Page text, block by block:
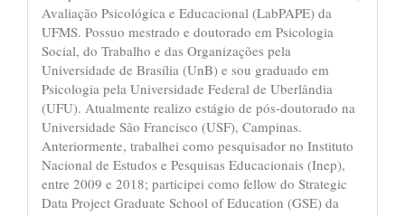
Avaliação Psicológica e Educacional (LabPAPE) da
UFMS. Possuo mestrado e doutorado em Psicologia
Social, do Trabalho e das Organizações pela
Universidade de Brasília (UnB) e sou graduado em
Psicologia pela Universidade Federal de Uberlândia
(UFU). Atualmente realizo estágio de pós-doutorado na
Universidade São Francisco (USF), Campinas.
Anteriormente, trabalhei como pesquisador no Instituto
Nacional de Estudos e Pesquisas Educacionais (Inep),
entre 2009 e 2018; participei como fellow do Strategic
Data Project Graduate School of Education (GSE) da